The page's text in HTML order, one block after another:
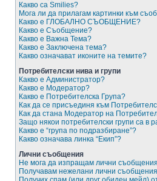
Какво са Smilies?
Мога ли да прилагам картинки към
Какво е ГЛОБАЛНО СЪОБЩЕНИЕ?
Какво е Съобщение?
Какво е Важна Тема?
Какво е Заключена тема?
Какво означават иконите на темите?
Потребителски нива и групи
Какво е Администратор?
Какво е Модератор?
Какво е Потребителска Група?
Как да се присъединя към
Как да стана Модератор на
Защо някои потребителски групи са в
Какво е “група по подразбиране”?
Какво означава линка “Екип”?
Лични съобщения
Не мога да изпращам лични
Получавам нежелани лични